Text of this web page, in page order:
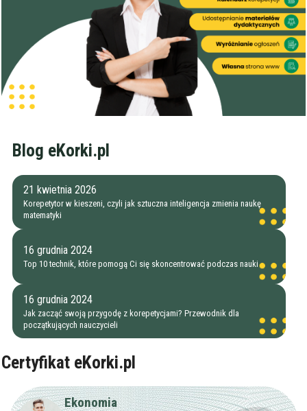
Blog eKorki.pl
21 kwietnia 2026
Korepetytor w kieszeni, czyli jak sztuczna inteligencja zmienia naukę
matematyki
16 grudnia 2024
Top 10 technik, które pomogą Ci się skoncentrować podczas nauki
16 grudnia 2024
Jak zacząć swoją przygodę z korepetycjami? Przewodnik dla
początkujących nauczycieli
Certyfikat eKorki.pl
Ekonomia